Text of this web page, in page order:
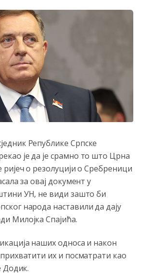
Републике Српске
је да је срамно то што Црна
ријеч о резолуцији о Сребреници
за овај документ у
УН, не види зашто би
народа наставили да дају
Милојка Спајића.
наших односа и након
их и посматрати као
Додик.